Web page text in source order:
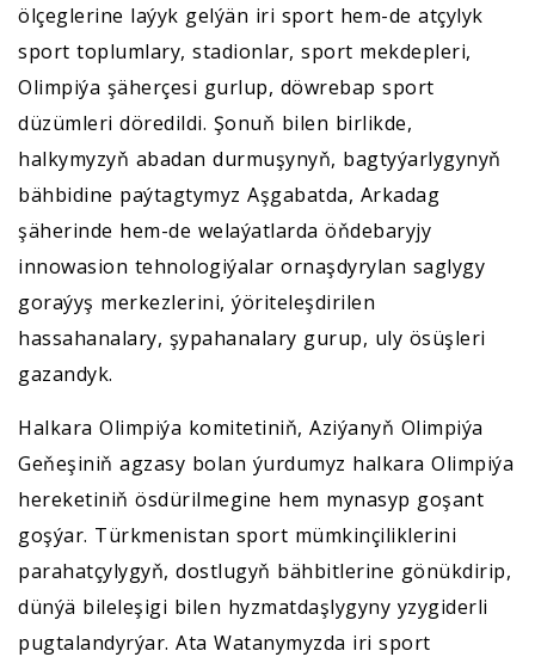
ölçeglerine laýyk gelýän iri sport hem-de atçylyk
sport toplumlary, stadionlar, sport mekdepleri,
Olimpiýa şäherçesi gurlup, döwrebap sport
düzümleri döredildi. Şonuň bilen birlikde,
halkymyzyň abadan durmuşynyň, bagtyýarlygynyň
bähbidine paýtagtymyz Aşgabatda, Arkadag
şäherinde hem-de welaýatlarda öňdebaryjy
innowasion tehnologiýalar ornaşdyrylan saglygy
goraýyş merkezlerini, ýöriteleşdirilen
hassahanalary, şypahanalary gurup, uly ösüşleri
gazandyk.
Halkara Olimpiýa komitetiniň, Aziýanyň Olimpiýa
Geňeşiniň agzasy bolan ýurdumyz halkara Olimpiýa
hereketiniň ösdürilmegine hem mynasyp goşant
goşýar. Türkmenistan sport mümkinçiliklerini
parahatçylygyň, dostlugyň bähbitlerine gönükdirip,
dünýä bileleşigi bilen hyzmatdaşlygyny yzygiderli
pugtalandyrýar. Ata Watanymyzda iri sport